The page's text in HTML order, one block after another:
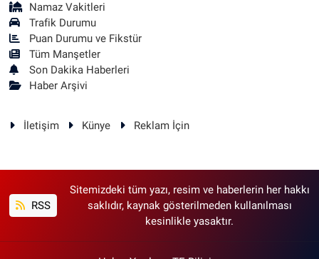
Namaz Vakitleri
Trafik Durumu
Puan Durumu ve Fikstür
Tüm Manşetler
Son Dakika Haberleri
Haber Arşivi
İletişim Künye Reklam İçin
RSS
Sitemizdeki tüm yazı, resim ve haberlerin her hakkı
saklıdır, kaynak gösterilmeden kullanılması
kesinlikle yasaktır.